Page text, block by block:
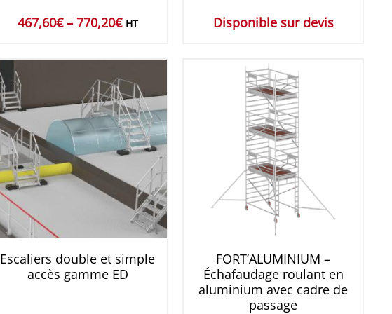
467,60€– 770,20€ HT Disponible sur devis
Escaliers double et simple
accès gamme ED
FORT’ALUMINIUM –
Échafaudage roulant en
aluminium avec cadre de
passage